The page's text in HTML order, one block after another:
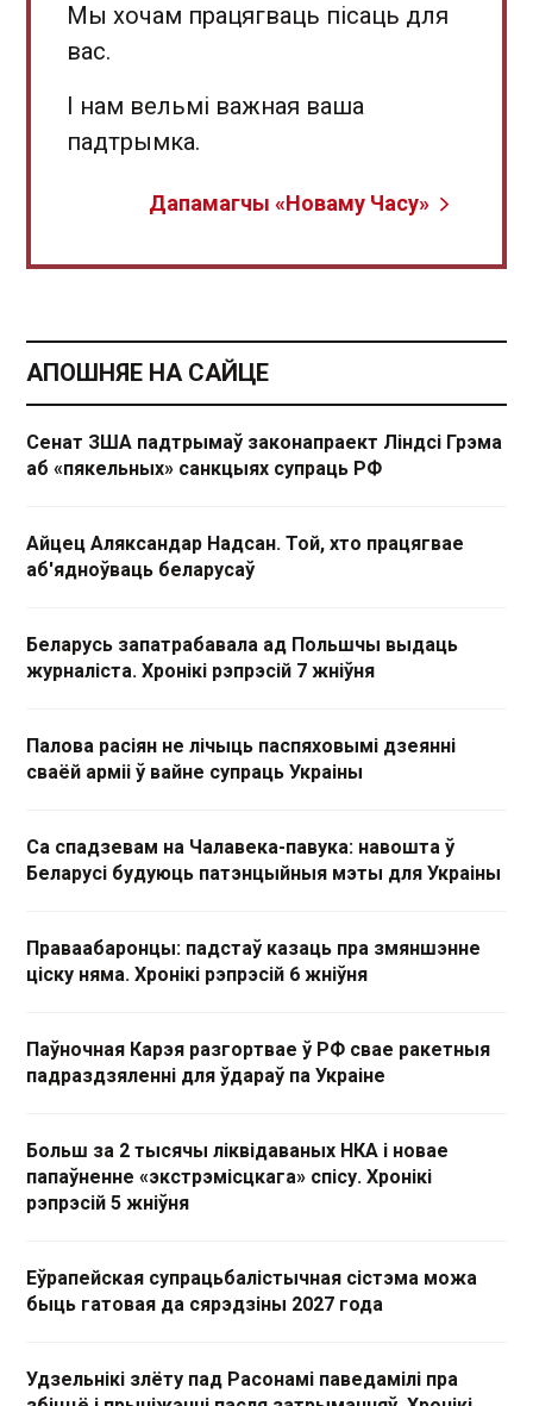
Мы хочам працягваць пісаць для
вас.
І нам вельмі важная ваша
падтрымка.
Дапамагчы «Новаму Часу»
АПОШНЯЕ НА САЙЦЕ
Сенат ЗША падтрымаў законапраект Ліндсі Грэма
аб «пякельных» санкцыях супраць РФ
Айцец Аляксандар Надсан. Той, хто працягвае
аб'ядноўваць беларусаў
Беларусь запатрабавала ад Польшчы выдаць
журналіста. Хронікі рэпрэсій 7 жніўня
Палова расіян не лічыць паспяховымі дзеянні
сваёй арміі ў вайне супраць Украіны
Са спадзевам на Чалавека-павука: навошта ў
Беларусі будуюць патэнцыйныя мэты для Украіны
Праваабаронцы: падстаў казаць пра змяншэнне
ціску няма. Хронікі рэпрэсій 6 жніўня
Паўночная Карэя разгортвае ў РФ свае ракетныя
падраздзяленні для ўдараў па Украіне
Больш за 2 тысячы ліквідаваных НКА і новае
папаўненне «экстрэмісцкага» спісу. Хронікі
рэпрэсій 5 жніўня
Еўрапейская супрацьбалістычная сістэма можа
быць гатовая да сярэдзіны 2027 года
Удзельнікі злёту пад Расонамі паведамілі пра